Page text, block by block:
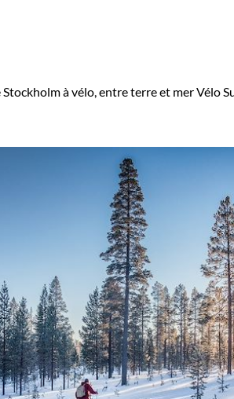
Stockholm à vélo, entre terre et merVélo